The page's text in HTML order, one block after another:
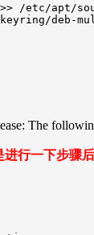
>> /etc/apt/
deb-
The
行一下步骤